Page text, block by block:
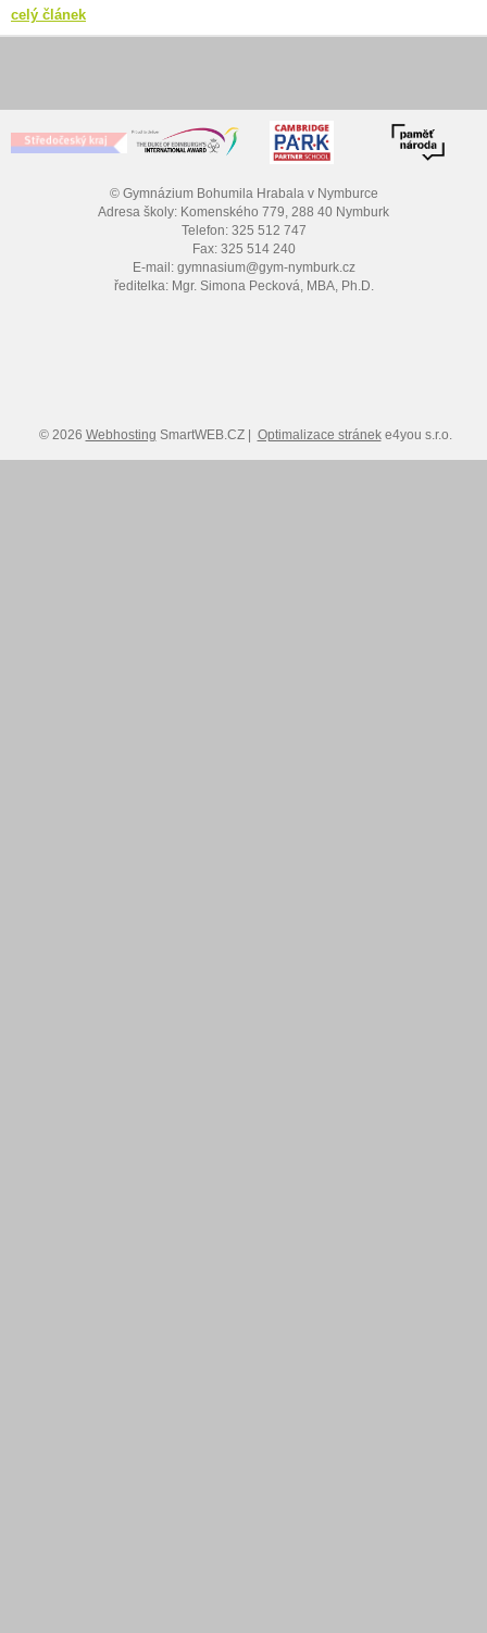
celý článek
© Gymnázium Bohumila Hrabala v Nymburce
Adresa školy: Komenského 779, 288 40 Nymburk
Telefon: 325 512 747
Fax: 325 514 240
E-mail: gymnasium@gym-nymburk.cz
ředitelka: Mgr. Simona Pecková, MBA, Ph.D.
© 2026 Webhosting SmartWEB.CZ | Optimalizace stráneke4you s.r.o.